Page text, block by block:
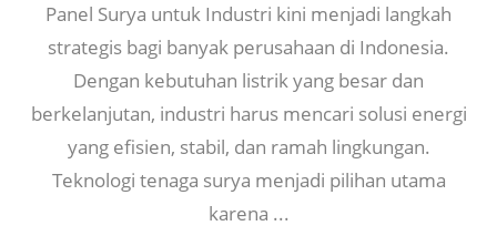
Panel Surya untuk Industri kini menjadi langkah
strategis bagi banyak perusahaan di Indonesia.
Dengan kebutuhan listrik yang besar dan
berkelanjutan, industri harus mencari solusi energi
yang efisien, stabil, dan ramah lingkungan.
Teknologi tenaga surya menjadi pilihan utama
karena ...